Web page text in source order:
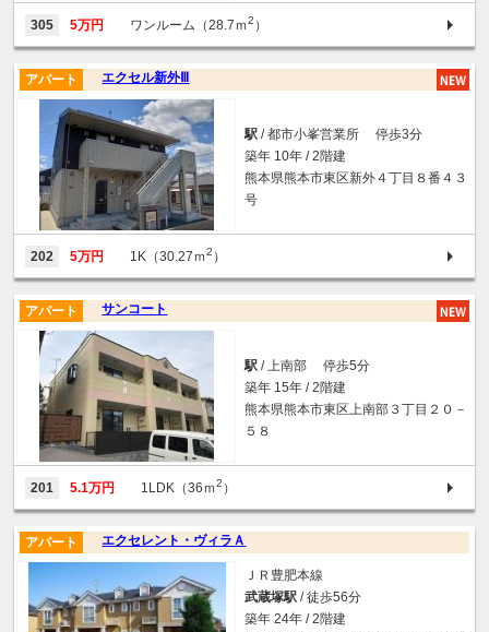
305 5万円 ワンルーム（28.7ｍ2 ）
エクセル新外Ⅲ
アパート
駅 / 都市小峯営業所 停歩3分
築年 10年 / 2階建
熊本県熊本市東区新外４丁目８番４３
号
202 5万円 1K（30.27ｍ2 ）
サンコート
アパート
駅 / 上南部 停歩5分
築年 15年 / 2階建
熊本県熊本市東区上南部３丁目２０－
５８
201 5.1万円 1LDK（36ｍ2 ）
エクセレント・ヴィラＡ
アパート
ＪＲ豊肥本線
武蔵塚駅 / 徒歩56分
築年 24年 / 2階建